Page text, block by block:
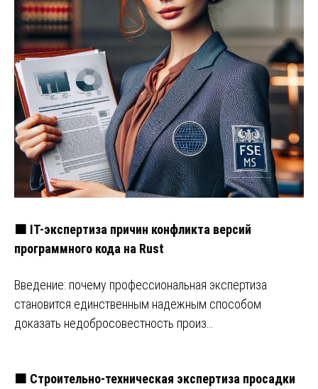
🟧 IT-экспертиза причин конфликта версий
программного кода на Rust
Введение: почему профессиональная экспертиза
становится единственным надежным способом
доказать недобросовестность произ…
🟧 Строительно-техническая экспертиза просадки